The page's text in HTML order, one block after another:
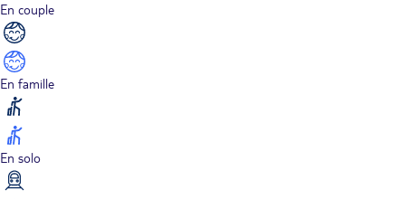
En couple
En famille
En solo